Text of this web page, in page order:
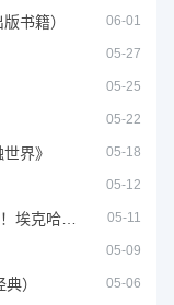
书籍） 06-01
05-27
05-25
05-22
界》 05-18
05-12
05-11
05-09
） 05-06